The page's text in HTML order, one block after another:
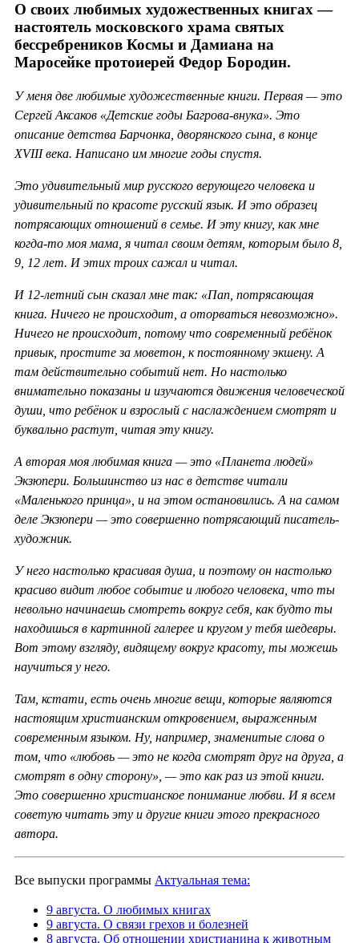
О своих любимых художественных книгах —
настоятель московского храма святых
бессребреников Космы и Дамиана на
Маросейке протоиерей Федор Бородин.
У меня две любимые художественные книги. Первая — это
Сергей Аксаков «Детские годы Багрова-внука». Это
описание детства Барчонка, дворянского сына, в конце
XVIII века. Написано им многие годы спустя.
Это удивительный мир русского верующего человека и
удивительный по красоте русский язык. И это образец
потрясающих отношений в семье. И эту книгу, как мне
когда-то моя мама, я читал своим детям, которым было 8,
9, 12 лет. И этих троих сажал и читал.
И 12-летний сын сказал мне так: «Пап, потрясающая
книга. Ничего не происходит, а оторваться невозможно».
Ничего не происходит, потому что современный ребёнок
привык, простите за моветон, к постоянному экшену. А
там действительно событий нет. Но настолько
внимательно показаны и изучаются движения человеческой
души, что ребёнок и взрослый с наслаждением смотрят и
буквально растут, читая эту книгу.
А вторая моя любимая книга — это «Планета людей»
Экзюпери. Большинство из нас в детстве читали
«Маленького принца», и на этом остановились. А на самом
деле Экзюпери — это совершенно потрясающий писатель-
художник.
У него настолько красивая душа, и поэтому он настолько
красиво видит любое событие и любого человека, что ты
невольно начинаешь смотреть вокруг себя, как будто ты
находишься в картинной галерее и кругом у тебя шедевры.
Вот этому взгляду, видящему вокруг красоту, ты можешь
научиться у него.
Там, кстати, есть очень многие вещи, которые являются
настоящим христианским откровением, выраженным
современным языком. Ну, например, знаменитые слова о
том, что «любовь — это не когда смотрят друг на друга, а
смотрят в одну сторону», — это как раз из этой книги.
Это совершенно христианское понимание любви. И я всем
советую читать эту и другие книги этого прекрасного
автора.
Все выпуски программы Актуальная тема:
9 августа. О любимых книгах
9 августа. О связи грехов и болезней
8 августа. Об отношении христианина к животным